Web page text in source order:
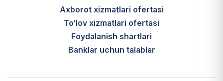
безбарьерной среды.
Axborot xizmatlari ofertasi
To‘lov xizmatlari ofertasi
Foydalanish shartlari
Banklar uchun talablar